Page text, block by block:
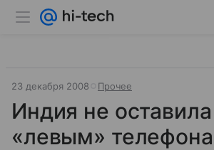
23 декабря 2008 Прочее
Индия не
«левым»